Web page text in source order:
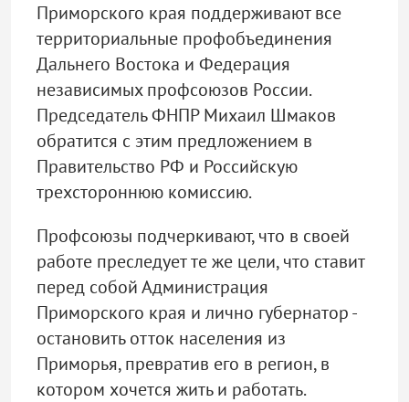
Приморского края поддерживают все
территориальные профобъединения
Дальнего Востока и Федерация
независимых профсоюзов России.
Председатель ФНПР Михаил Шмаков
обратится с этим предложением в
Правительство РФ и Российскую
трехстороннюю комиссию.
Профсоюзы подчеркивают, что в своей
работе преследует те же цели, что ставит
перед собой Администрация
Приморского края и лично губернатор -
остановить отток населения из
Приморья, превратив его в регион, в
котором хочется жить и работать.